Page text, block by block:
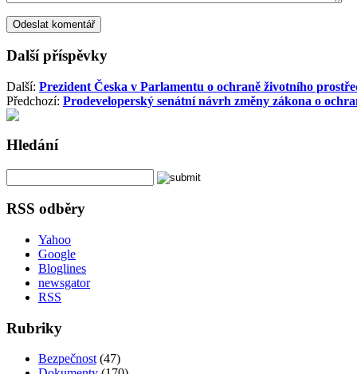
Další příspěvky
Další: Prezident Česka v Parlamentu o ochraně životního
Předchozí: Prodeveloperský senátní návrh změny zákona o
Hledání
RSS odběry
Yahoo
Google
Bloglines
newsgator
RSS
Rubriky
Bezpečnost(47)